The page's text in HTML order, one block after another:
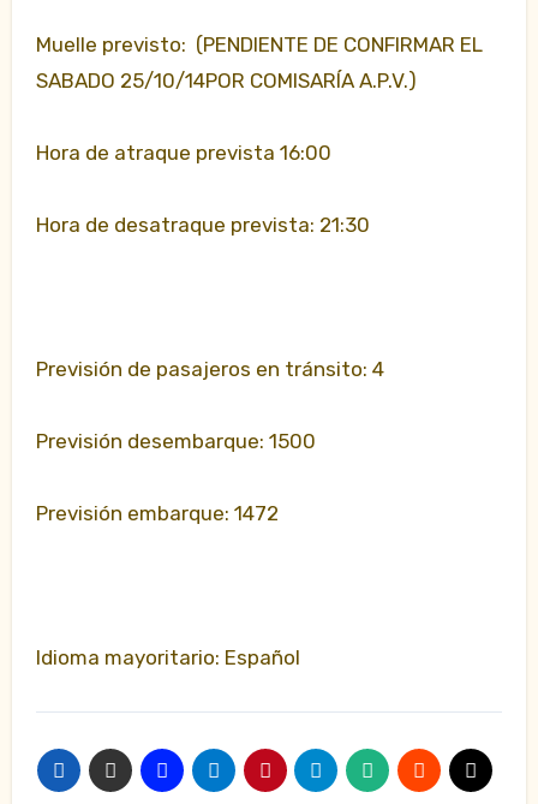
Muelle previsto: (PENDIENTE DE CONFIRMAR EL
SABADO 25/10/14POR COMISARÍA A.P.V.)
Hora de atraque prevista 16:00
Hora de desatraque prevista: 21:30
Previsión de pasajeros en tránsito: 4
Previsión desembarque: 1500
Previsión embarque: 1472
Idioma mayoritario: Español